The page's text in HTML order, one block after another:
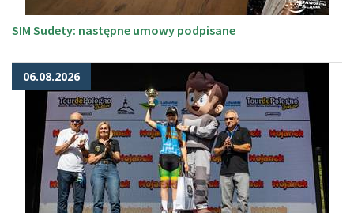
SIM Sudety: następne umowy podpisane
06.08.2026